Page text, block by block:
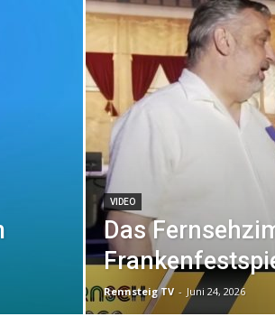
VIDEO
Das
Rennsteig TV - Juni 24, 2026